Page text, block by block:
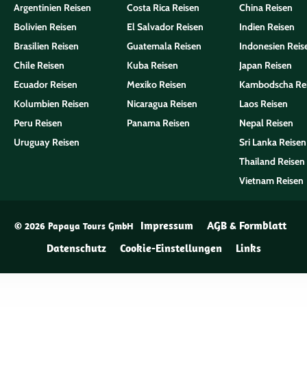
Argentinien Reisen
Bolivien Reisen
Brasilien Reisen
Chile Reisen
Ecuador Reisen
Kolumbien Reisen
Peru Reisen
Uruguay Reisen
Costa Rica Reisen
El Salvador Reisen
Guatemala Reisen
Kuba Reisen
Mexiko Reisen
Nicaragua Reisen
Panama Reisen
China Reisen
Indien Reisen
Indonesien
Japan Reisen
Kambodscha
Laos Reisen
Nepal Reisen
Sri Lanka Reisen
Thailand Reisen
Vietnam Reisen
© 2026 Papaya Tours GmbH Impressum
AGB & Formblatt
Datenschutz
Cookie-Einstellungen Links